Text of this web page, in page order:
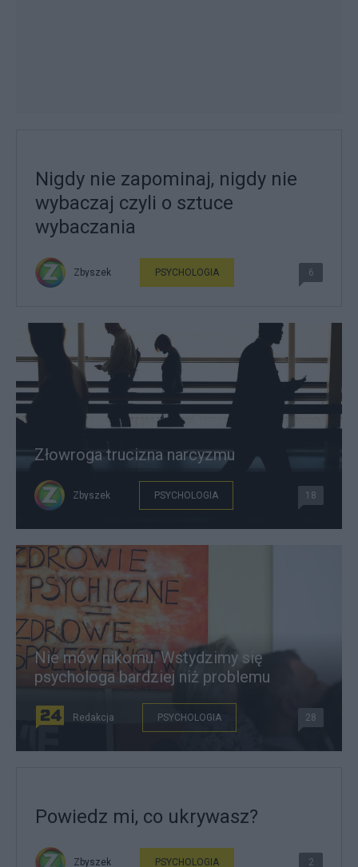
Nigdy nie zapominaj, nigdy nie
wybaczaj czyli o sztuce
wybaczania
Zbyszek PSYCHOLOGIA 6
Złowroga trucizna narcyzmu
Zbyszek PSYCHOLOGIA 18
Nie mów nikomu. Wstydzimy się
psychologa bardziej niż problemu
Redakcja PSYCHOLOGIA 28
Powiedz mi, co ukrywasz?
Zbyszek PSYCHOLOGIA 2